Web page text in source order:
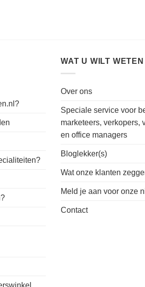
WAT U WILT
Over ons
Speciale service voor
marketeers, verkopers,
en office managers
Bloglekker(s)
Wat onze klanten
Meld je aan voor onze
Contact